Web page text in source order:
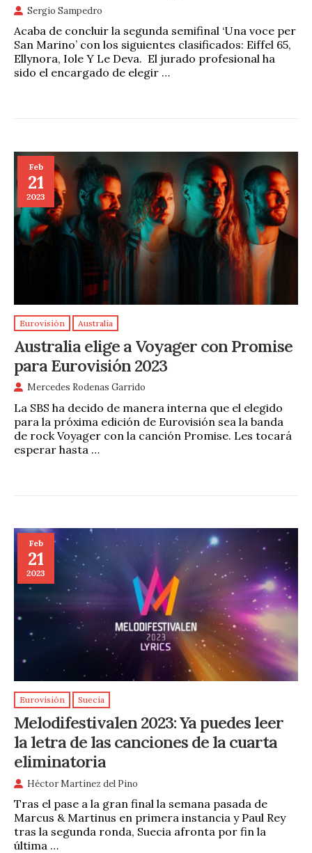
Sergio Sampedro
Acaba de concluir la segunda semifinal ‘Una voce per
San Marino’ con los siguientes clasificados: Eiffel 65,
Ellynora, Iole Y Le Deva. El jurado profesional ha
sido el encargado de elegir …
Feb
21
2023
Eurovisión Australia
Australia elige a Voyager con Promise
para Eurovisión 2023
Mercedes Rodenas Garrido
La SBS ha decido de manera interna que el elegido
para la próxima edición de Eurovisión sea la banda
de rock Voyager con la canción Promise. Les tocará
esperar hasta …
Feb
21
2023
Eurovisión Suecia
Melodifestivalen 2023: Ya puedes leer
la letra de las canciones de la cuarta
eliminatoria
Héctor Martínez del Pino
Tras el pase a la gran final la semana pasada de
Marcus & Martinus en primera instancia y Paul Rey
tras la segunda ronda, Suecia afronta por fin la
última …